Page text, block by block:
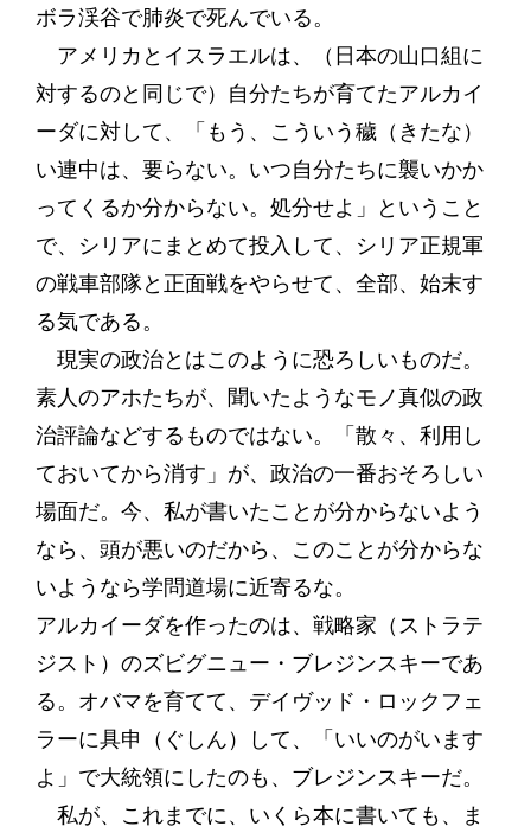
ボラ渓谷で肺炎で死んでいる。
アメリカとイスラエルは、（日本の山口組に
対するのと同じで）自分たちが育てたアルカイ
ーダに対して、「もう、こういう穢（きたな）
い連中は、要らない。いつ自分たちに襲いかか
ってくるか分からない。処分せよ」ということ
で、シリアにまとめて投入して、シリア正規軍
の戦車部隊と正面戦をやらせて、全部、始末す
る気である。
現実の政治とはこのように恐ろしいものだ。
素人のアホたちが、聞いたようなモノ真似の政
治評論などするものではない。「散々、利用し
ておいてから消す」が、政治の一番おそろしい
場面だ。今、私が書いたことが分からないよう
なら、頭が悪いのだから、このことが分からな
いようなら学問道場に近寄るな。
アルカイーダを作ったのは、戦略家（ストラテ
ジスト）のズビグニュー・ブレジンスキーであ
る。オバマを育てて、デイヴッド・ロックフェ
ラーに具申（ぐしん）して、「いいのがいます
よ」で大統領にしたのも、ブレジンスキーだ。
私が、これまでに、いくら本に書いても、ま